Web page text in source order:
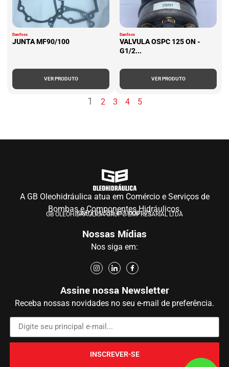
Danfoss
JUNTA MF90/100
VER PRODUTO
Danfoss
VALVULA OSPC 125 ON -
G1/2...
VER PRODUTO
1 2 3 4 5
A GB Oleohidráulica atua em Comércio e Serviços de
Bombas e Componentes Hidráulicos.
GB OLEOHIDRÁULICA GRUPO EMPRESARIAL LTDA
CNPJ 04.555.417/0001-71
Nossas Mídias
Nos siga em:
Assine nossa Newsletter
Receba nossas novidades no seu e-mail de preferência.
INSCREVER-SE